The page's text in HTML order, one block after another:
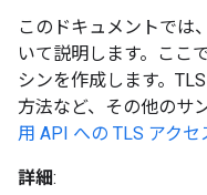
このドキュメントでは
いて説明します。ここ
シンを作成します。
方法など、その他のサ
用 API への TLS アクセ
詳細: